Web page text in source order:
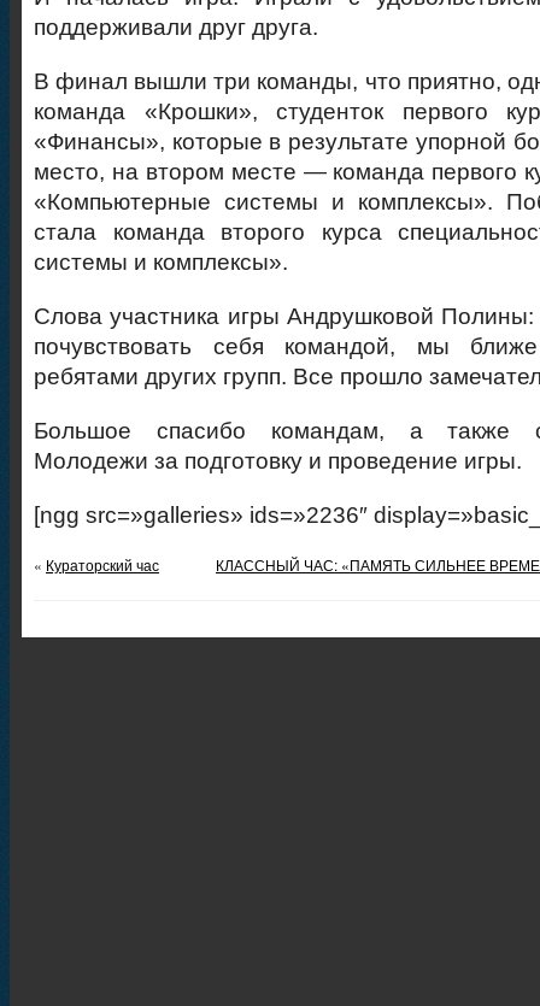
поддерживали друг друга.
В финал вышли три команды, что приятно,
команда «Крошки», студенток первого
«Финансы», которые в результате упорной
место, на втором месте — команда первого
«Компьютерные системы и комплексы».
стала команда второго курса
системы и комплексы».
Слова участника игры Андрушковой
почувствовать себя командой, мы
ребятами других групп. Все прошло
Большое спасибо командам, а также
Молодежи за подготовку и проведение игры.
[ngg src=»galleries» ids=»2236″
« Кураторский час КЛАССНЫЙ ЧАС: «ПАМЯТЬ СИЛЬНЕЕ